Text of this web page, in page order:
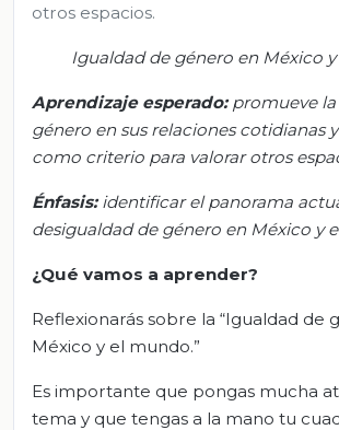
otros espacios.
Igualdad de género en México
Aprendizaje esperado: promueve
género en sus relaciones cotidianas
como criterio para valorar otros
Énfasis:identificar el panorama
desigualdad de género en México y
¿Qué vamos a aprender?
Reflexionarás sobre la “Igualdad de
México y el mundo.”
Es importante que pongas mucha
tema y que tengas a la mano tu